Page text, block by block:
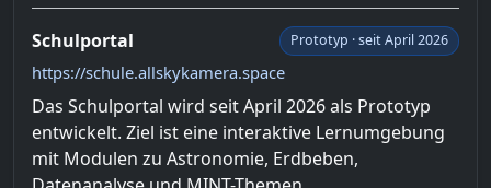
Schulportal Prototyp · seit April 2026
https://schule.allskykamera.space
Das Schulportal wird seit April 2026 als Prototyp
entwickelt. Ziel ist eine interaktive Lernumgebung
mit Modulen zu Astronomie, Erdbeben,